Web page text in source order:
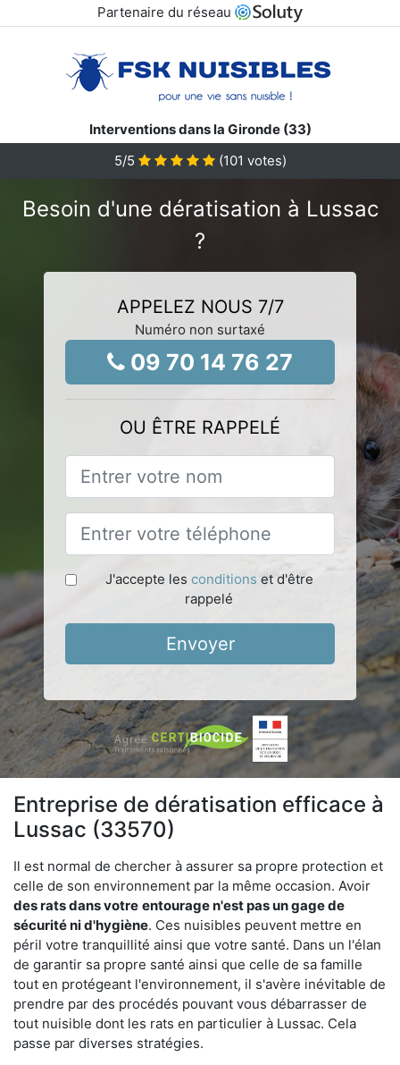
Partenaire du réseau
Interventions dans la Gironde (33)
5/5 (101 votes)
Besoin d'une dératisation à Lussac
?
APPELEZ NOUS 7/7
Numéro non surtaxé
09 70 14 76 27
OU ÊTRE RAPPELÉ
J'accepte les conditions et d'être
rappelé
Envoyer
Entreprise de dératisation efficace à
Lussac (33570)
Il est normal de chercher à assurer sa propre protection et
celle de son environnement par la même occasion. Avoir
des rats dans votre entourage n'est pas un gage de
sécurité ni d'hygiène. Ces nuisibles peuvent mettre en
péril votre tranquillité ainsi que votre santé. Dans un l'élan
de garantir sa propre santé ainsi que celle de sa famille
tout en protégeant l'environnement, il s'avère inévitable de
prendre par des procédés pouvant vous débarrasser de
tout nuisible dont les rats en particulier à Lussac. Cela
passe par diverses stratégies.